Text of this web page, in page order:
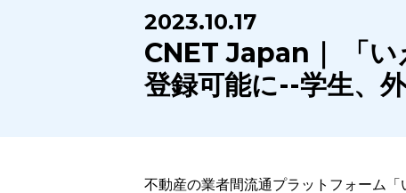
SYSTEM
いえらぶCLOUDは不動産業務を
幅広く支援しています。
業務
HOMEPAGE
いえらぶは集客用ホームページを
不動産業に特化して制作しています。
PERFORMANCE
いえらぶCLOUDを実際にご利用の
お客様の声と制作実績のご紹介です。
INFORMATION
いえらぶCLOUDや不動産業界に関する
ニュース･ノウハウをお伝えします。
2023.10.17
CNET Japan｜ 「い
登録可能に--学生、
不動産の業者間流通プラットフォーム